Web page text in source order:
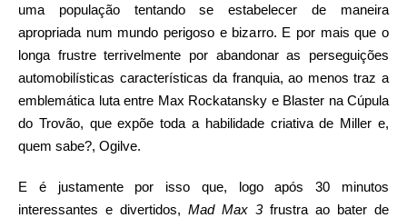
uma população tentando se estabelecer de maneira
apropriada num mundo perigoso e bizarro. E por mais que o
longa frustre terrivelmente por abandonar as perseguições
automobilísticas características da franquia, ao menos traz a
emblemática luta entre Max Rockatansky e Blaster na Cúpula
do Trovão, que expõe toda a habilidade criativa de Miller e,
quem sabe?, Ogilve.
E é justamente por isso que, logo após 30 minutos
interessantes e divertidos, Mad Max 3 frustra ao bater de